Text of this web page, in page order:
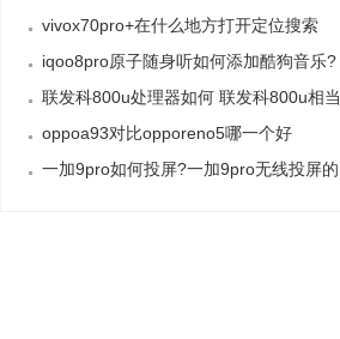
vivox70pro+在什么地方打开定位搜索
iqoo8pro原子随身听如何添加酷狗音乐?
联发科800u处理器如何 联发科800u相当
oppoa93对比opporeno5哪一个好
一加9pro如何投屏?一加9pro无线投屏的